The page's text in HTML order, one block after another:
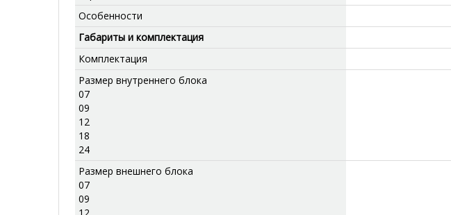
Особенности
Габариты и комплектация
Комплектация
Размер внутреннего блока
07
09
12
18
24
Размер внешнего блока
07
09